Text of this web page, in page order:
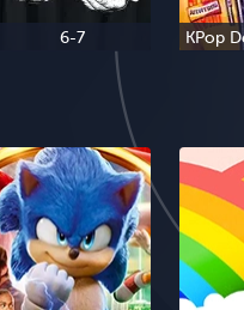
6-7